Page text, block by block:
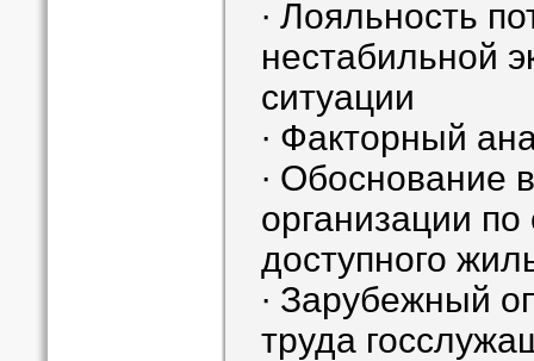
∙ Лояльность
нестабильной
ситуации
∙ Факторный
∙ Обоснование
организации по
доступного
∙ Зарубежный
труда